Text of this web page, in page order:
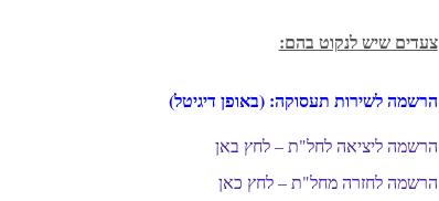
צעדים שיש לנקוט בהם:
הרשמה לשירות תעסוקה: (באופן דיגיטל)
הרשמה ליציאה לחל"ת – לחץ באן
הרשמה לחזרה מחל"ת – לחץ כאן